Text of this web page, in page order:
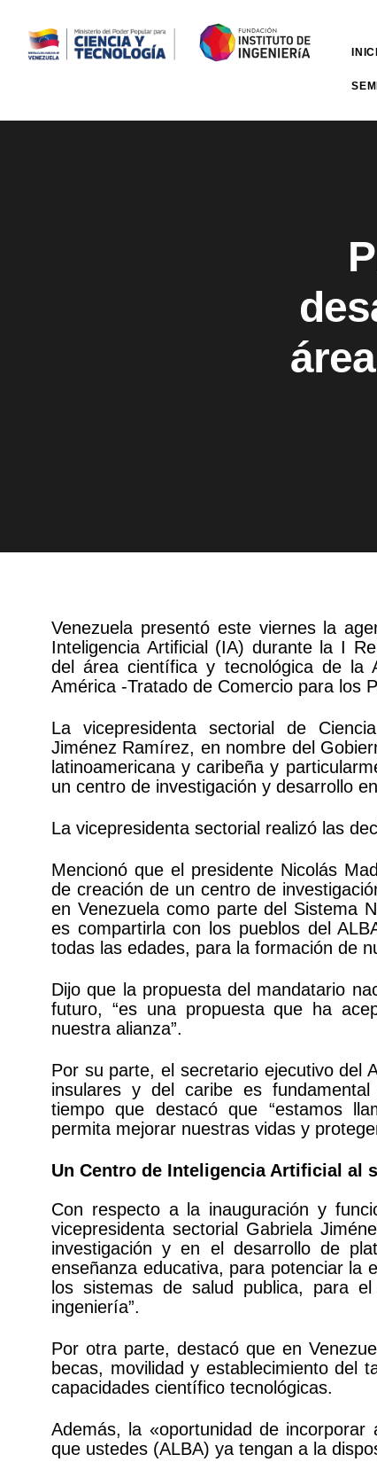
Venezuela presentó este viernes la
Inteligencia Artificial (IA) durante la I
del área científica y tecnológica de la
América -Tratado de Comercio para los
La vicepresidenta sectorial de
Jiménez Ramírez, en nombre del
latinoamericana y caribeña y
un centro de investigación y desarrollo
La vicepresidenta sectorial realizó las
Mencionó que el presidente Nicolás
de creación de un centro de
en Venezuela como parte del Sistema
es compartirla con los pueblos del
todas las edades, para la formación de
Dijo que la propuesta del mandatario
futuro, “es una propuesta que ha
nuestra alianza”.
Por su parte, el secretario ejecutivo del
insulares y del caribe es
tiempo que destacó que “estamos
permita mejorar nuestras vidas y
Un Centro de Inteligencia Artificial al
Con respecto a la inauguración y
vicepresidenta sectorial Gabriela
investigación y en el desarrollo de
enseñanza educativa, para potenciar la
los sistemas de salud publica, para
ingeniería”.
Por otra parte, destacó que en
becas, movilidad y establecimiento del
capacidades científico tecnológicas.
Además, la «oportunidad de
que ustedes (ALBA) ya tengan a la